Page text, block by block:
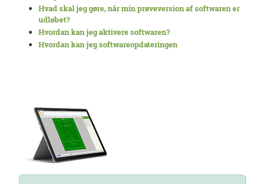
Hvad skal jeg gøre, når min prøveversion af softwaren er
udløbet?
Hvordan kan jeg aktivere softwaren?
Hvordan kan jeg softwareopdateringen